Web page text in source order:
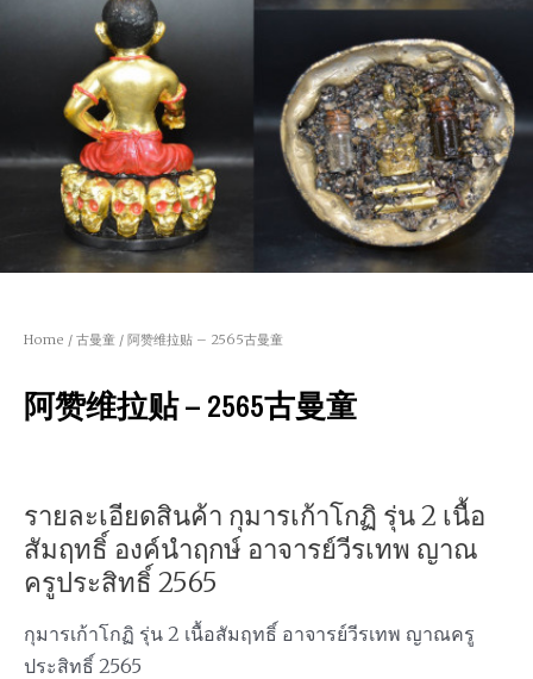
Home / 古曼童 / 阿赞维拉贴 – 2565古曼童
阿赞维拉贴 – 2565古曼童
รายละเอียดสินค้า กุมารเก้าโกฏิ รุ่น 2 เนื้อ
สัมฤทธิ์ องค์นำฤกษ์ อาจารย์วีรเทพ ญาณ
ครูประสิทธิ์ 2565
กุมารเก้าโกฏิ รุ่น 2 เนื้อสัมฤทธิ์ อาจารย์วีรเทพ ญาณครู
ประสิทธิ์ 2565